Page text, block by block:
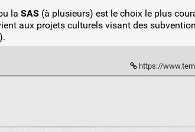
la SAS(à plusieurs) est le choix le plus
aux projets culturels visant des
https://